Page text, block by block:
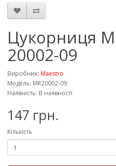
Цукорниця
20002-09
Виробник: Maestro
Модель: MR20002-09
Наявність: В наявності
147 грн.
Кількість